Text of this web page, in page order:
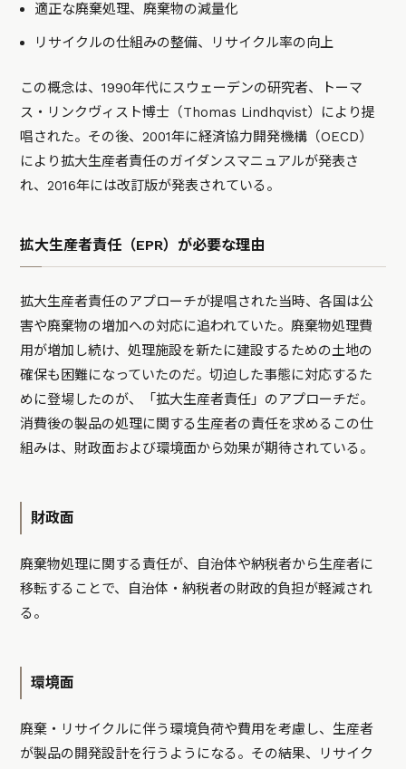
適正な廃棄処理、廃棄物の減量化
リサイクルの仕組みの整備、リサイクル率の向上
この概念は、1990年代にスウェーデンの研究者、トーマ
ス・リンクヴィスト博士（Thomas Lindhqvist）により提
唱された。その後、2001年に経済協力開発機構（OECD）
により拡大生産者責任のガイダンスマニュアルが発表さ
れ、2016年には改訂版が発表されている。
拡大生産者責任（EPR）が必要な理由
拡大生産者責任のアプローチが提唱された当時、各国は公
害や廃棄物の増加への対応に追われていた。廃棄物処理費
用が増加し続け、処理施設を新たに建設するための土地の
確保も困難になっていたのだ。切迫した事態に対応するた
めに登場したのが、「拡大生産者責任」のアプローチだ。
消費後の製品の処理に関する生産者の責任を求めるこの仕
組みは、財政面および環境面から効果が期待されている。
財政面
廃棄物処理に関する責任が、自治体や納税者から生産者に
移転することで、自治体・納税者の財政的負担が軽減され
る。
環境面
廃棄・リサイクルに伴う環境負荷や費用を考慮し、生産者
が製品の開発設計を行うようになる。その結果、リサイク